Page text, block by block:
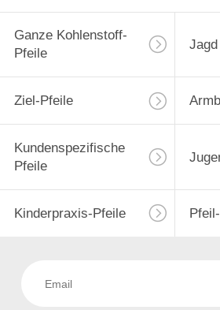
Ganze Kohlenstoff-
Pfeile
Ziel-Pfeile
Kundenspezifische
Pfeile
Kinderpraxis-Pfeile